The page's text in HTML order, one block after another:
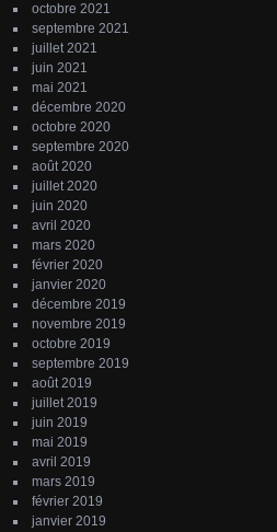
octobre 2021
septembre 2021
juillet 2021
juin 2021
mai 2021
décembre 2020
octobre 2020
septembre 2020
août 2020
juillet 2020
juin 2020
avril 2020
mars 2020
février 2020
janvier 2020
décembre 2019
novembre 2019
octobre 2019
septembre 2019
août 2019
juillet 2019
juin 2019
mai 2019
avril 2019
mars 2019
février 2019
janvier 2019